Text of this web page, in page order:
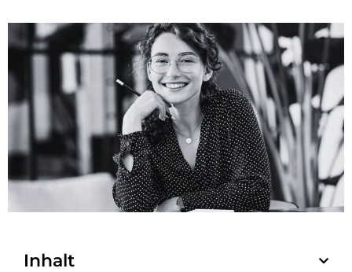
Inhalt